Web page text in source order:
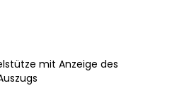
mit Anzeige des